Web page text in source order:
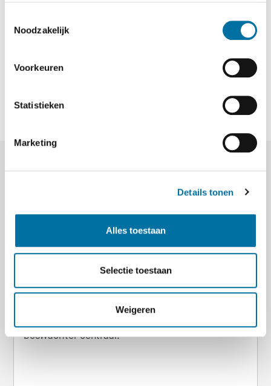
Noodzakelijk
Voorkeuren
Statistieken
Marketing
Details tonen
Alles toestaan
Selectie toestaan
Weigeren
tegenkomt. Zo help je mee met het in kaart brengen
registreren? Klik dan
. NB: de BioBlitz gaat pas 4
Lees ook deze
Internationale Dag van de Boswachter
Vandaag, 31 juli 2026, is het de Internationale Dag
van de Boswachter! Op deze dag staat het
boswachter centraal.